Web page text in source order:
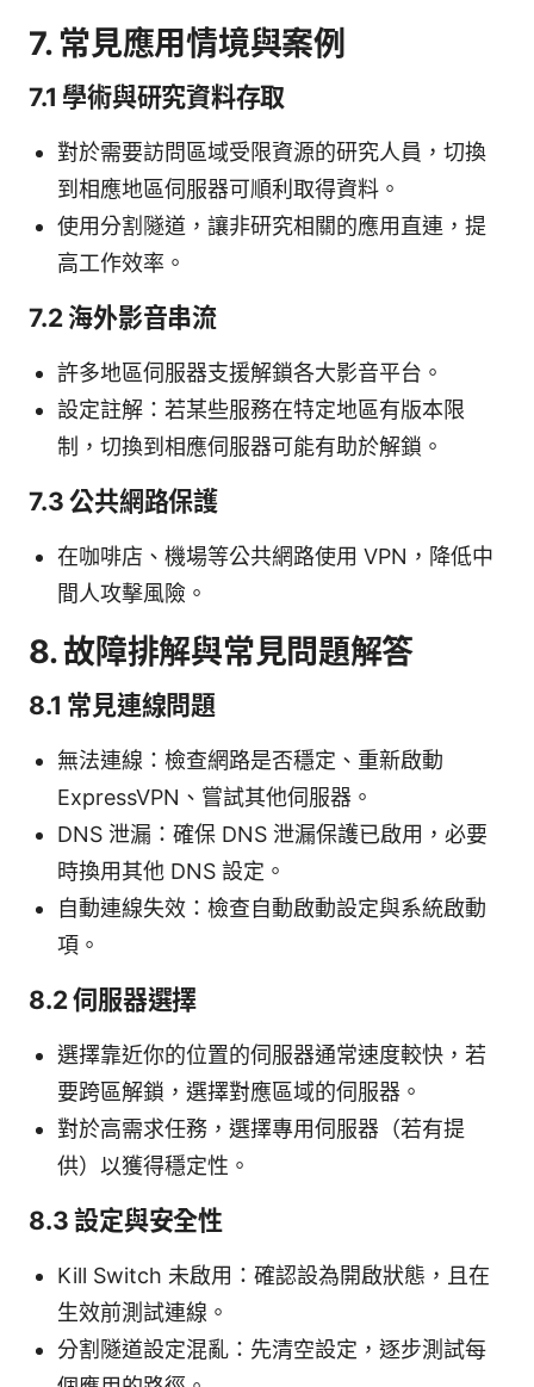
7. 常見應用情境與案例
7.1 學術與研究資料存取
對於需要訪問區域受限資源的研究人員，切換
到相應地區伺服器可順利取得資料。
使用分割隧道，讓非研究相關的應用直連，提
高工作效率。
7.2 海外影音串流
許多地區伺服器支援解鎖各大影音平台。
設定註解：若某些服務在特定地區有版本限
制，切換到相應伺服器可能有助於解鎖。
7.3 公共網路保護
在咖啡店、機場等公共網路使用 VPN，降低中
間人攻擊風險。
8. 故障排解與常見問題解答
8.1 常見連線問題
無法連線：檢查網路是否穩定、重新啟動
ExpressVPN、嘗試其他伺服器。
DNS 泄漏：確保 DNS 泄漏保護已啟用，必要
時換用其他 DNS 設定。
自動連線失效：檢查自動啟動設定與系統啟動
項。
8.2 伺服器選擇
選擇靠近你的位置的伺服器通常速度較快，若
要跨區解鎖，選擇對應區域的伺服器。
對於高需求任務，選擇專用伺服器（若有提
供）以獲得穩定性。
8.3 設定與安全性
Kill Switch 未啟用：確認設為開啟狀態，且在
生效前測試連線。
分割隧道設定混亂：先清空設定，逐步測試每